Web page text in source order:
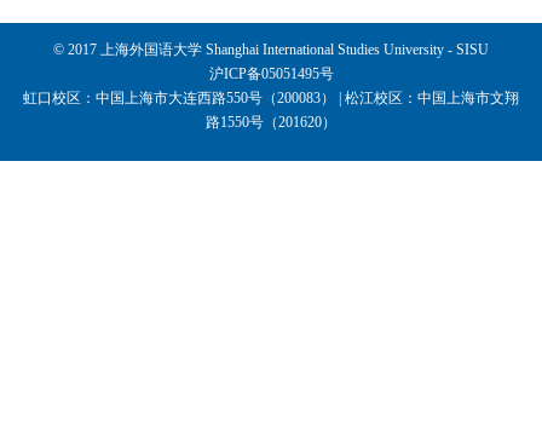
© 2017 上海外国语大学 Shanghai International Studies University - SISU
沪ICP备05051495号
虹口校区：中国上海市大连西路550号（200083） | 松江校区：中国上海市文翔
路1550号（201620）